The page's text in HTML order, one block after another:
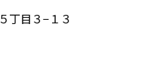
丁目３−１３